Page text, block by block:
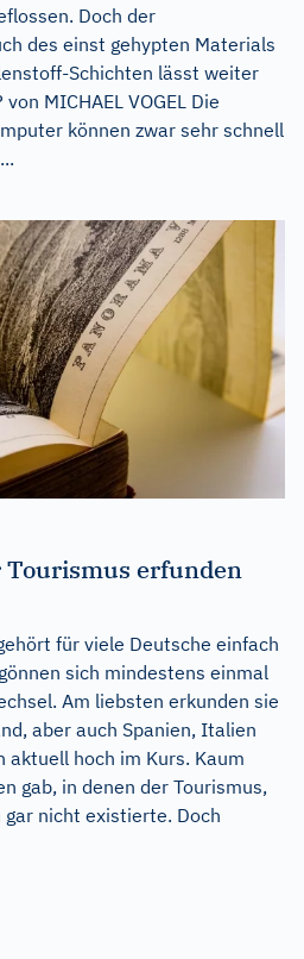
Doch der
des einst gehypten Materials
Schichten lässt weiter
MICHAEL VOGEL Die
können zwar sehr schnell
erfunden
für viele Deutsche einfach
sich mindestens einmal
Am liebsten erkunden sie
aber auch Spanien, Italien
aktuell hoch im Kurs. Kaum
gab, in denen der Tourismus,
nicht existierte. Doch